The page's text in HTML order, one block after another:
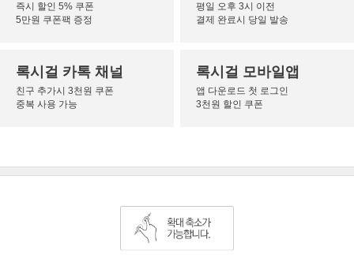
즉시 할인 5% 쿠폰
5만원 쿠폰팩 증정
평일 오후 3시 이전
결제 완료시 당일 발송
록시걸 카톡 채널
친구 추가시 3천원 쿠폰
중복 사용 가능
록시걸 모바일앱
앱 다운로드 첫 로그인
3천원 할인 쿠폰